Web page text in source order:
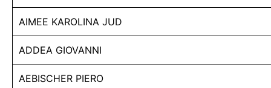
AIMEE KAROLINA JUD
ADDEA GIOVANNI
AEBISCHER PIERO